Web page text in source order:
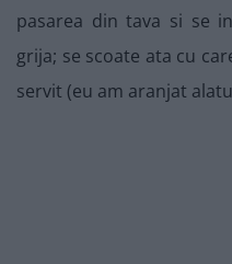
pasarea din tava si se
grija; se scoate ata cu
servit (eu am aranjat